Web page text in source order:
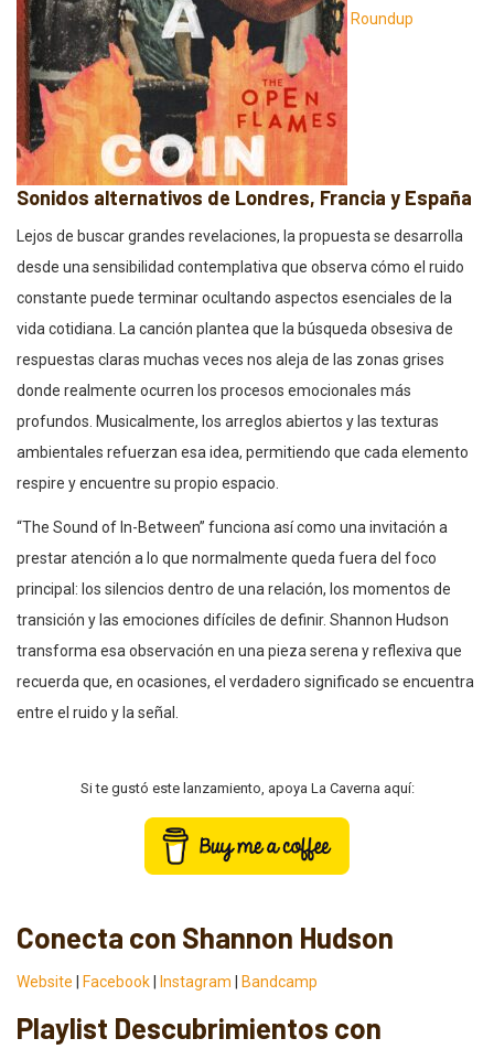
Roundup
Sonidos alternativos de Londres, Francia y España
Lejos de buscar grandes revelaciones, la propuesta se desarrolla
desde una sensibilidad contemplativa que observa cómo el ruido
constante puede terminar ocultando aspectos esenciales de la
vida cotidiana. La canción plantea que la búsqueda obsesiva de
respuestas claras muchas veces nos aleja de las zonas grises
donde realmente ocurren los procesos emocionales más
profundos. Musicalmente, los arreglos abiertos y las texturas
ambientales refuerzan esa idea, permitiendo que cada elemento
respire y encuentre su propio espacio.
“The Sound of In-Between” funciona así como una invitación a
prestar atención a lo que normalmente queda fuera del foco
principal: los silencios dentro de una relación, los momentos de
transición y las emociones difíciles de definir. Shannon Hudson
transforma esa observación en una pieza serena y reflexiva que
recuerda que, en ocasiones, el verdadero significado se encuentra
entre el ruido y la señal.
Si te gustó este lanzamiento, apoya La Caverna aquí:
Conecta con Shannon Hudson
Website Facebook Instagram Bandcamp
Playlist Descubrimientos con